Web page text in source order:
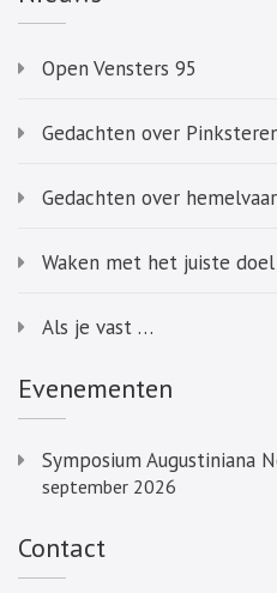
Open Vensters 95
Gedachten over
Gedachten over
Waken met het juiste doel
Als je vast …
Evenementen
Symposium Augustiniana
september 2026
Contact